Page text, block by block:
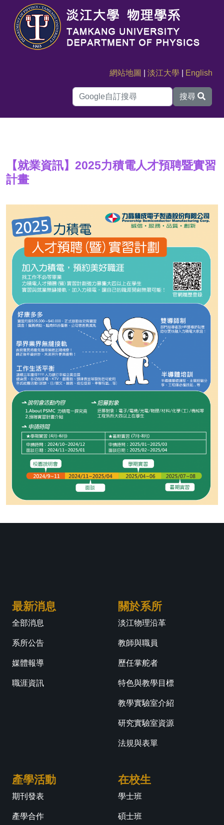
網站地圖 |淡江大學 English
搜尋
【就業資訊】2025力積電人才預聘暨實習
計畫
最新消息
全部消息
系所公告
媒體報導
職涯資訊
關於系所
淡江物理沿革
教師與職員
歷任掌舵者
特色與教學目標
教學實驗室介紹
研究實驗室資源
法規與表單
產學活動
期刊發表
產學合作
在校生
學士班
碩士班